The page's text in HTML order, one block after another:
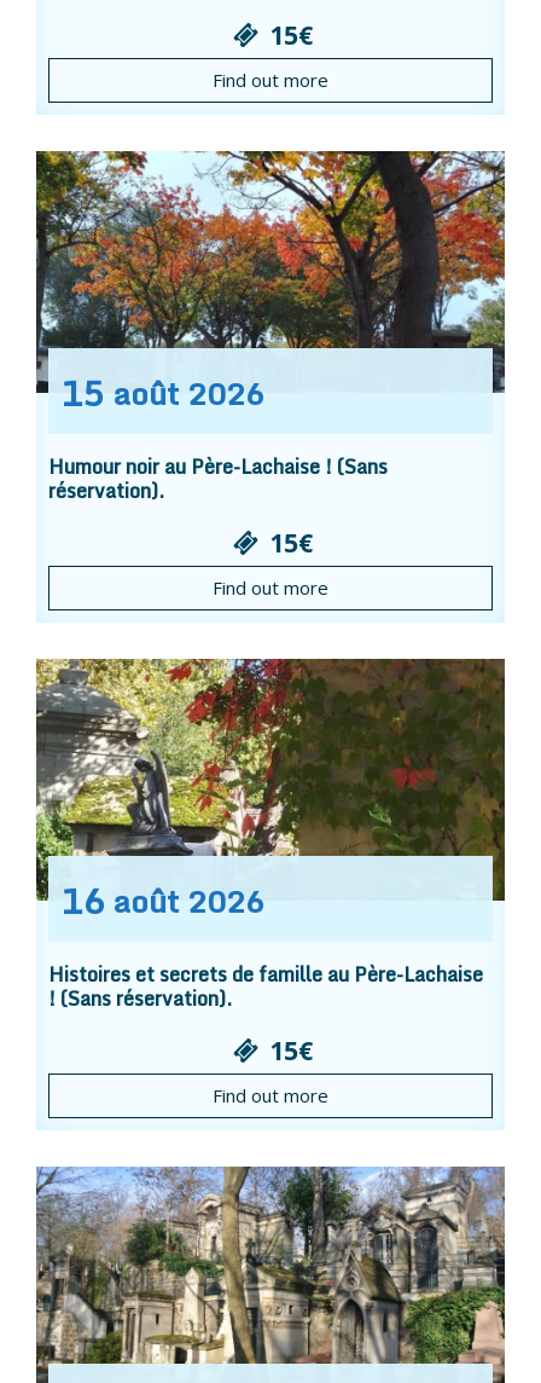
15€
Find out more
15 août 2026
Humour noir au Père-Lachaise ! (Sans
réservation).
15€
Find out more
16 août 2026
Histoires et secrets de famille au Père-Lachaise
! (Sans réservation).
15€
Find out more